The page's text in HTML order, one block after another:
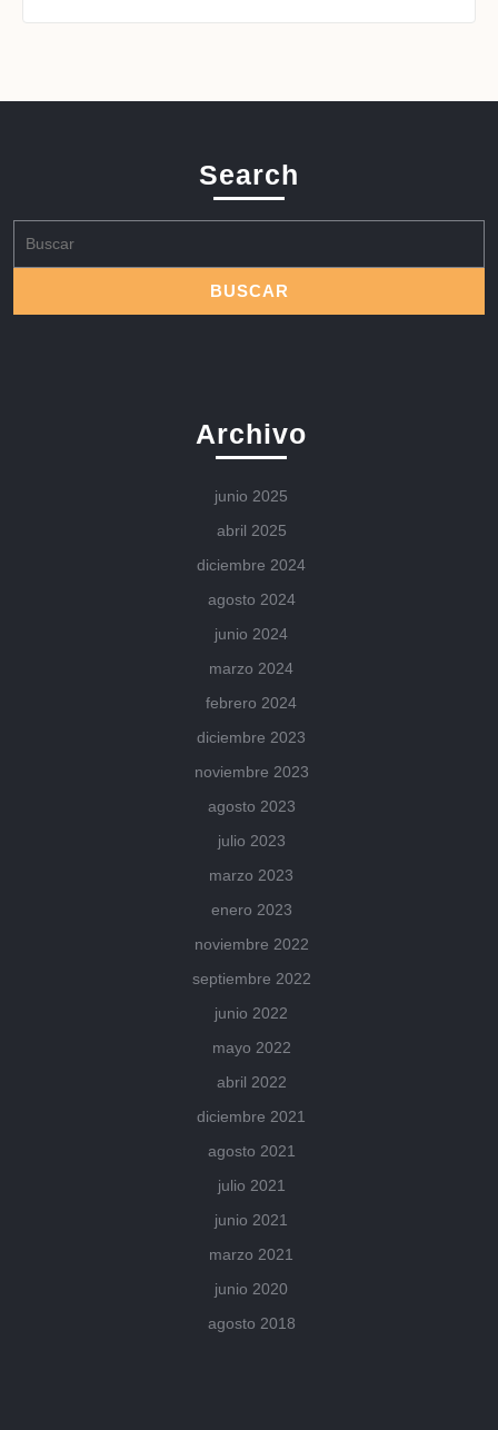
Search
Archivo
junio 2025
abril 2025
diciembre 2024
agosto 2024
junio 2024
marzo 2024
febrero 2024
diciembre 2023
noviembre 2023
agosto 2023
julio 2023
marzo 2023
enero 2023
noviembre 2022
septiembre 2022
junio 2022
mayo 2022
abril 2022
diciembre 2021
agosto 2021
julio 2021
junio 2021
marzo 2021
junio 2020
agosto 2018